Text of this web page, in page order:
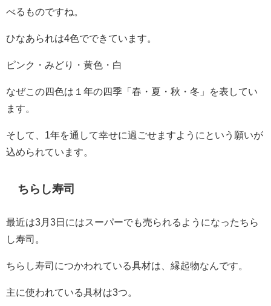
べるものですね。
ひなあられは4色でできています。
ピンク・みどり・黄色・白
なぜこの四色は１年の四季「春・夏・秋・冬」を表してい
ます。
そして、1年を通して幸せに過ごせますようにという願いが
込められています。
ちらし寿司
最近は3月3日にはスーパーでも売られるようになったちら
し寿司。
ちらし寿司につかわれている具材は、縁起物なんです。
主に使われている具材は3つ。